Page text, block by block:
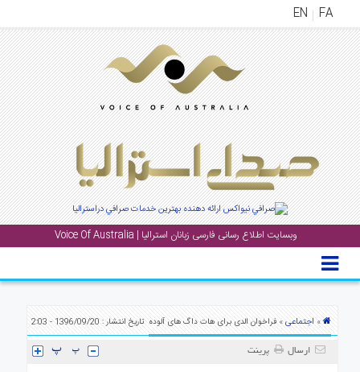
FA
EN
وبسایت اطلاع رسانی فارسی زبانان استرالیا | Voice Of Australia
منوی
اصلی
خانه
جشن
ها
و
رویداد
ها
» اجتماعی» فراخوان الدی برای هات داگ های آلوده تاریخ انتشار : 1396/09/20 - 2:03
ارسال پرینت